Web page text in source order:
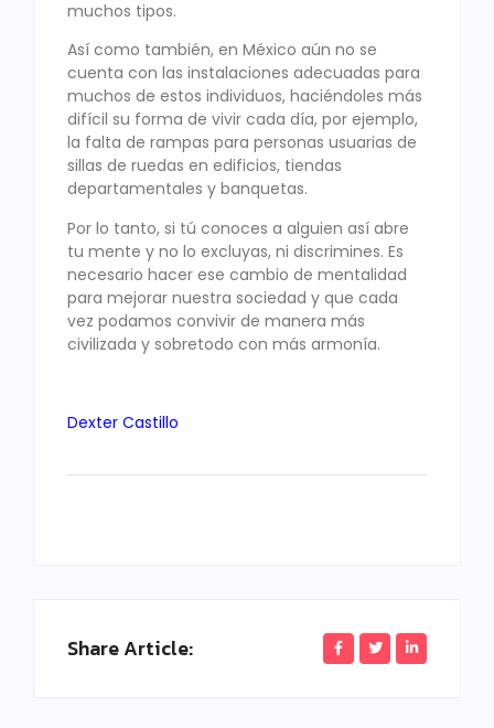
muchos tipos.
Así como también, en México aún no se
cuenta con las instalaciones adecuadas para
muchos de estos individuos, haciéndoles más
difícil su forma de vivir cada día, por ejemplo,
la falta de rampas para personas usuarias de
sillas de ruedas en edificios, tiendas
departamentales y banquetas.
Por lo tanto, si tú conoces a alguien así abre
tu mente y no lo excluyas, ni discrimines. Es
necesario hacer ese cambio de mentalidad
para mejorar nuestra sociedad y que cada
vez podamos convivir de manera más
civilizada y sobretodo con más armonía.
Dexter Castillo
Share Article: